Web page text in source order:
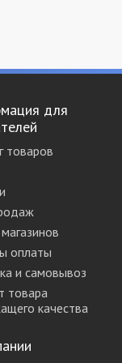
для
товаров
оплаты
и самовывоз
товара
качества